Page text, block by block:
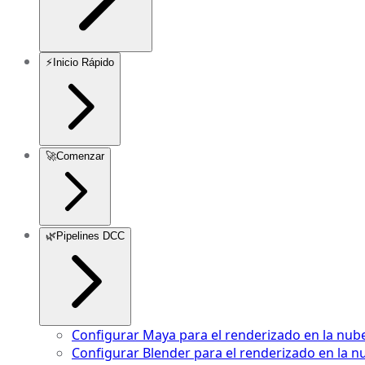
⚡ Inicio Rápido
🚀Comenzar
🌿Pipelines DCC
Configurar Maya para el renderizado en la
Configurar Blender para el renderizado en la